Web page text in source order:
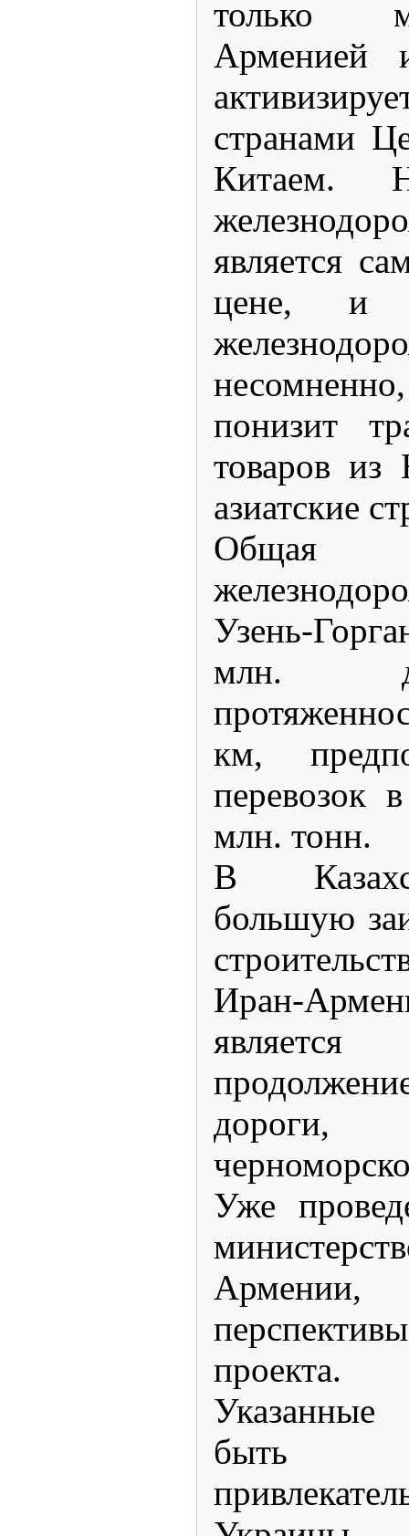
только
Арменией
странами
Китаем.
является
цене, и
понизит
товаров
азиатские
Общая
Узень-
млн.
км,
перевозок
млн.
В
большую
Иран-
является
Уже
проекта.
быть